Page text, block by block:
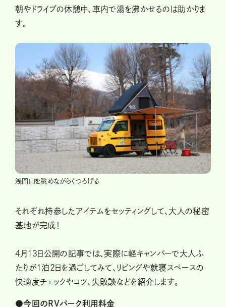
朝やドライブの休憩中、車内で湯を沸かせるのは助かりま
す。
浅間山を眺めながらくつろげる
それぞれ持参したアイテムをセッティングして、大人の秘密
基地が完成！
4月13日公開の記事では、実際に軽キャンパーで大人ふ
たりが1泊2日を過ごしてみて、リビングや就寝スペースの
快適度チェックやコツ、失敗談などを紹介します。
●今回のRVパーク利用料金